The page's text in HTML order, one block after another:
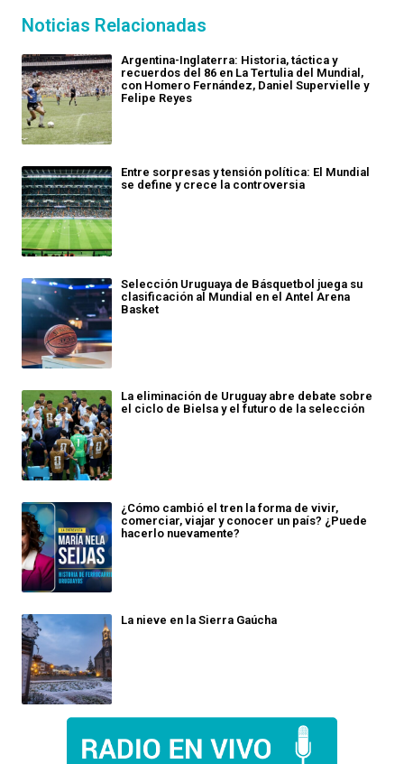
Noticias Relacionadas
Argentina-Inglaterra: Historia, táctica y
recuerdos del 86 en La Tertulia del Mundial,
con Homero Fernández, Daniel Supervielle y
Felipe Reyes
Entre sorpresas y tensión política: El Mundial
se define y crece la controversia
Selección Uruguaya de Básquetbol juega su
clasificación al Mundial en el Antel Arena
Basket
La eliminación de Uruguay abre debate sobre
el ciclo de Bielsa y el futuro de la selección
¿Cómo cambió el tren la forma de vivir,
comerciar, viajar y conocer un país? ¿Puede
hacerlo nuevamente?
La nieve en la Sierra Gaúcha